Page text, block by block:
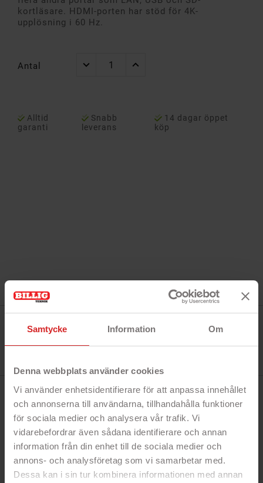
Samtycke Information Om
Denna webbplats använder cookies
Vi använder enhetsidentifierare för att anpassa innehållet
och annonserna till användarna, tillhandahålla funktioner
för sociala medier och analysera vår trafik. Vi
vidarebefordrar även sådana identifierare och annan
information från din enhet till de sociala medier och
annons- och analysföretag som vi samarbetar med.
Dessa kan i sin tur kombinera informationen med annan
kortläsare. HDMI-porten har stöd för 4K-
upplösning i 60 Hz.
Antal
Alltid
garanti
Snabb
leverans
14 dagar öppet
köp
Deltaco
Referens:
USBC-HDMI24
BESKRIVNING
Snabbfakta!
- Ansluts till USB-C
- Upp till 4K upplösning via HDMI